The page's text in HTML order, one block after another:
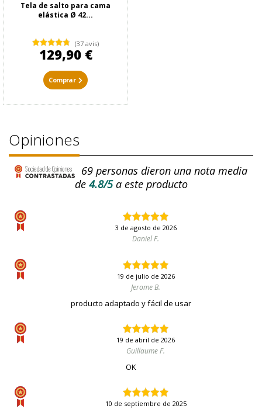
Tela de salto para cama
elástica Ø 42...
(37 avis)
129,90 €
Comprar
Opiniones
69 personas dieron una nota media
de4.8/5a este producto
3 de agosto de 2026
Daniel F.
19 de julio de 2026
Jerome B.
producto adaptado y fácil de usar
19 de abril de 2026
Guillaume F.
OK
10 de septiembre de 2025